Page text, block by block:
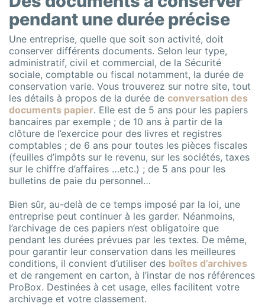
pendant une durée précise
Une entreprise, quelle que soit son activité, doit
conserver différents documents. Selon leur type,
administratif, civil et commercial, de la Sécurité
sociale, comptable ou fiscal notamment, la durée de
conservation varie. Vous trouverez sur notre site, tout
les détails à propos de la durée de conversation des
documents papier. Elle est de 5 ans pour les papiers
bancaires par exemple ; de 10 ans à partir de la
clôture de l’exercice pour des livres et registres
comptables ; de 6 ans pour toutes les pièces fiscales
(feuilles d’impôts sur le revenu, sur les sociétés, taxes
sur le chiffre d’affaires …etc.) ; de 5 ans pour les
bulletins de paie du personnel…
Bien sûr, au-delà de ce temps imposé par la loi, une
entreprise peut continuer à les garder. Néanmoins,
l’archivage de ces papiers n’est obligatoire que
pendant les durées prévues par les textes. De même,
pour garantir leur conservation dans les meilleures
conditions, il convient d’utiliser des boîtes d’archives
et de rangement en carton, à l’instar de nos références
ProBox. Destinées à cet usage, elles facilitent votre
archivage et votre classement.